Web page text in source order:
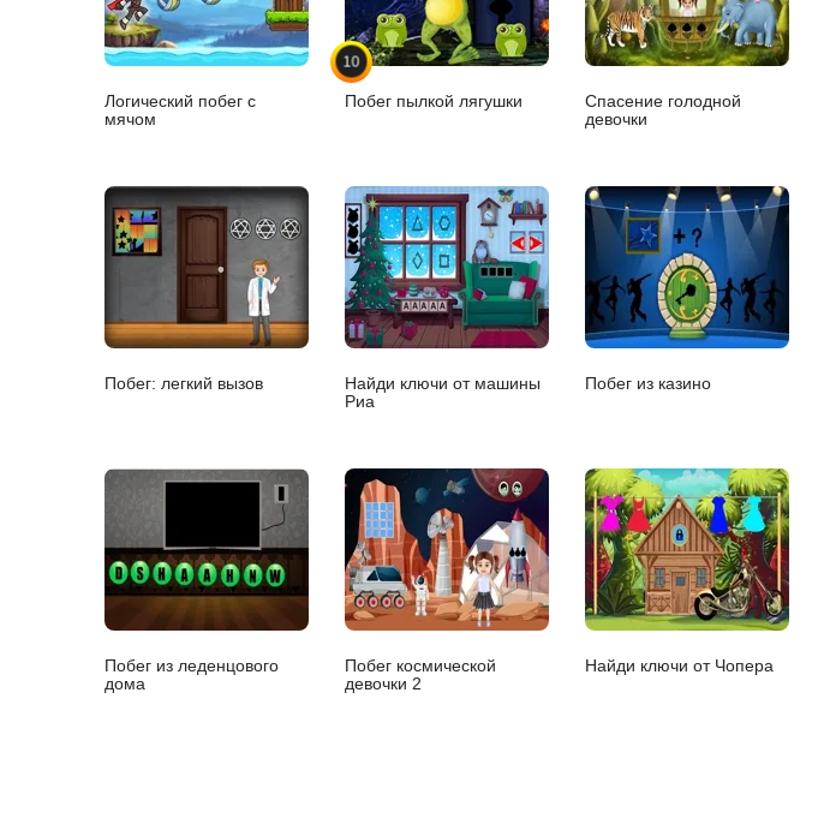
Логический побег с
мячом
10
Побег пылкой лягушки
Спасение голодной
девочки
Побег: легкий вызов
Найди ключи от машины
Риа
Побег из казино
Побег из леденцового
дома
Побег космической
девочки 2
Найди ключи от Чопера